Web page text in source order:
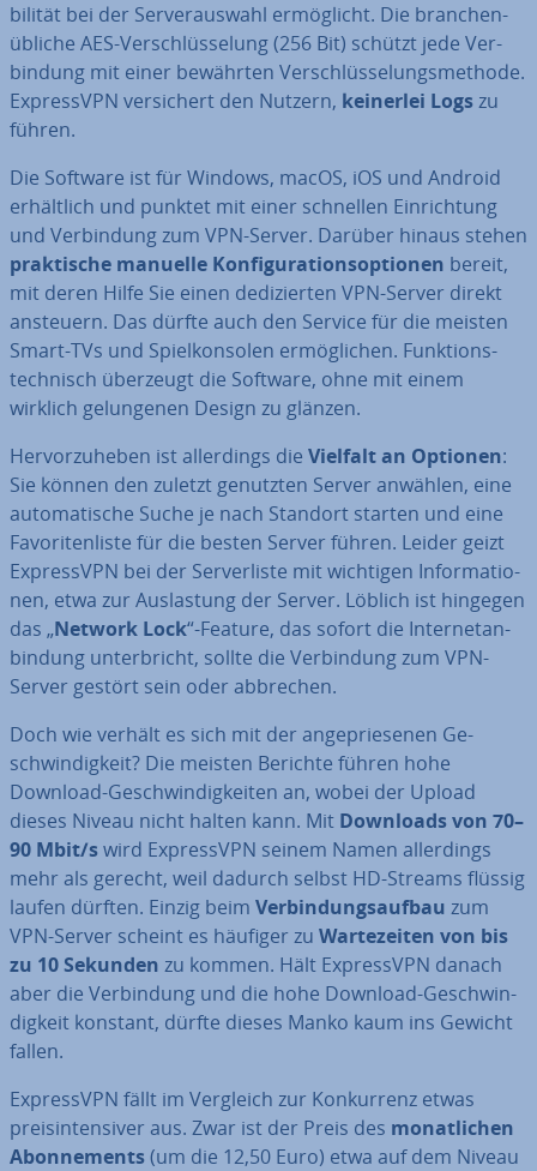
bi­li­tät bei der Ser­ver­aus­wahl er­mög­licht. Die bran­chen­
üb­li­che AES-Ver­schlüs­se­lung (256 Bit) schützt jede Ver­
bin­dung mit einer bewährten Ver­schlüs­se­lungs­me­tho­de.
Ex­pressVPN ver­si­chert den Nutzern, keinerlei Logszu
führen.
Die Software ist für Windows, macOS, iOS und Android
er­hält­lich und punktet mit einer schnellen Ein­rich­tung
und Ver­bin­dung zum VPN-Server. Darüber hinaus stehen
prak­ti­sche manuelle Kon­fi­gu­ra­ti­ons­op­tio­nen bereit,
mit deren Hilfe Sie einen de­di­zier­ten VPN-Server direkt
ansteuern. Das dürfte auch den Service für die meisten
Smart-TVs und Spiel­kon­so­len er­mög­li­chen. Funk­ti­ons­
tech­nisch überzeugt die Software, ohne mit einem
wirklich ge­lun­ge­nen Design zu glänzen.
Her­vor­zu­he­ben ist al­ler­dings die Vielfalt an Optionen:
Sie können den zuletzt genutzten Server anwählen, eine
au­to­ma­ti­sche Suche je nach Standort starten und eine
Fa­vo­ri­ten­lis­te für die besten Server führen. Leider geizt
Ex­pressVPN bei der Ser­ver­lis­te mit wichtigen In­for­ma­tio­
nen, etwa zur Aus­las­tung der Server. Löblich ist hingegen
das „Network Lock“-Feature, das sofort die In­ter­net­an­
bin­dung un­ter­bricht, sollte die Ver­bin­dung zum VPN-
Server gestört sein oder abbrechen.
Doch wie verhält es sich mit der an­ge­prie­se­nen Ge­
schwin­dig­keit? Die meisten Berichte führen hohe
Download-Ge­schwin­dig­kei­ten an, wobei der Upload
dieses Niveau nicht halten kann. Mit Downloads von 70–
90 Mbit/swird Ex­pressVPN seinem Namen al­ler­dings
mehr als gerecht, weil dadurch selbst HD-Streams flüssig
laufen dürften. Einzig beim Ver­bin­dungs­auf­bau zum
VPN-Server scheint es häufiger zu War­te­zei­ten von bis
zu 10 Sekunden zu kommen. Hält Ex­pressVPN danach
aber die Ver­bin­dung und die hohe Download-Ge­schwin­
dig­keit konstant, dürfte dieses Manko kaum ins Gewicht
fallen.
Ex­pressVPN fällt im Vergleich zur Kon­kur­renz etwas
preis­in­ten­si­ver aus. Zwar ist der Preis des mo­nat­li­chen
Abon­ne­ments(um die 12,50 Euro) etwa auf dem Niveau